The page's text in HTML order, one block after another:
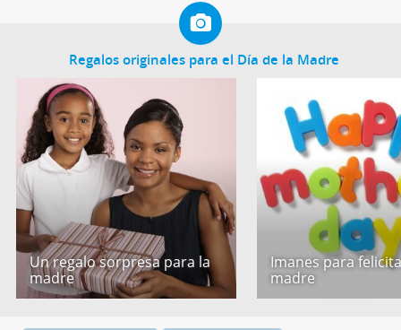
Regalos originales para el Día de la Madre
Un regalo sorpresa para la
madre
Imanes para
madre